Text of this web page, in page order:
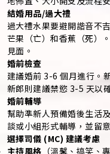
結婚用品/過大禮
過大禮水果要避開諧音不
芒果（亡）和香蕉（死）
見面。
婚前檢查
建議婚前 3-6 個月進行。
新郎則建議禁慾 3-5 天以
婚前輔導
幫助準新人預備婚後生活
談或小組形式輔導，並留
選擇司儀 (MC) 建議考慮
主持風格 （溫馨、搞笑、